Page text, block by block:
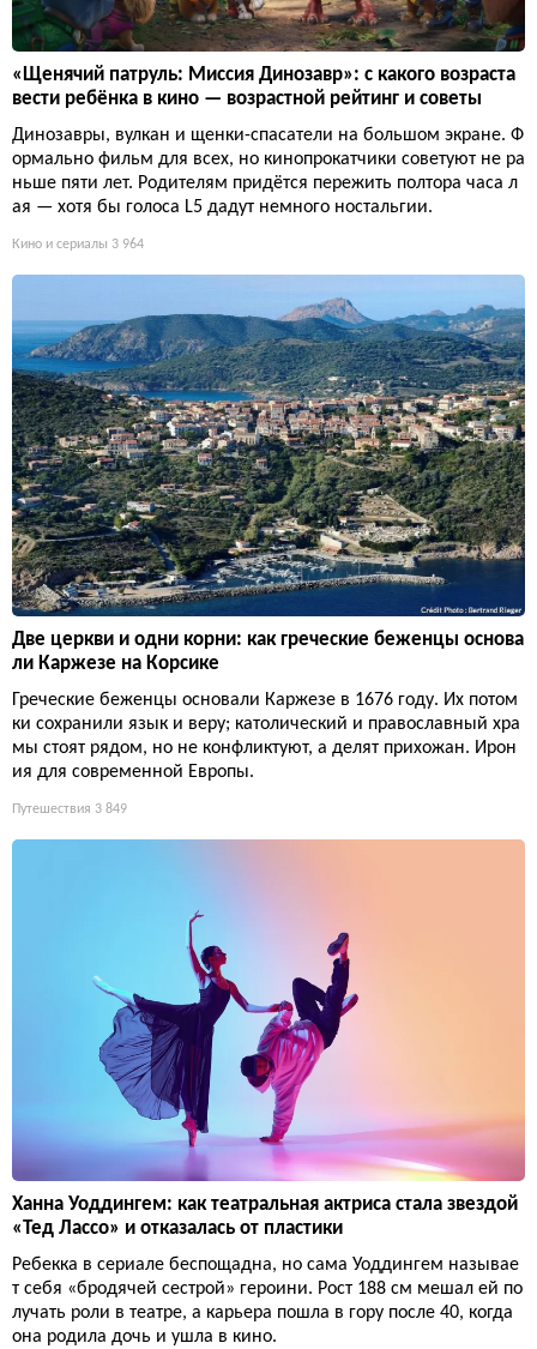
«Щенячий патруль: Миссия Динозавр»: с какого возраста
вести ребёнка в кино — возрастной рейтинг и советы
Динозавры, вулкан и щенки-спасатели на большом экране. Ф
ормально фильм для всех, но кинопрокатчики советуют не ра
ньше пяти лет. Родителям придётся пережить полтора часа л
ая — хотя бы голоса L5 дадут немного ностальгии.
Кино и сериалы 3 964
Две церкви и одни корни: как греческие беженцы основа
ли Каржезе на Корсике
Греческие беженцы основали Каржезе в 1676 году. Их потом
ки сохранили язык и веру; католический и православный хра
мы стоят рядом, но не конфликтуют, а делят прихожан. Ирон
ия для современной Европы.
Путешествия 3 849
Ханна Уоддингем: как театральная актриса стала звездой
«Тед Лассо» и отказалась от пластики
Ребекка в сериале беспощадна, но сама Уоддингем называе
т себя «бродячей сестрой» героини. Рост 188 см мешал ей по
лучать роли в театре, а карьера пошла в гору после 40, когда
она родила дочь и ушла в кино.